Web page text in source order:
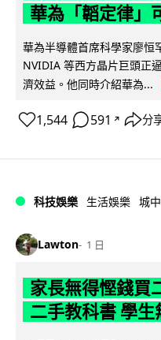
華為「韜定律」
華為半導體首席科學家廖恒
NVIDIA 等西方晶片巨頭正
濟效益。他同時介紹華為...
1,544 591 ↗ 分
科技娛樂 生活娛樂 城
Lawton 1 日
家長無得慳錢買
二手教科書 學生